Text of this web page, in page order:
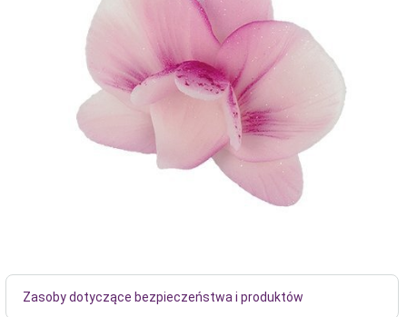
Zasoby dotyczące bezpieczeństwa i produktów